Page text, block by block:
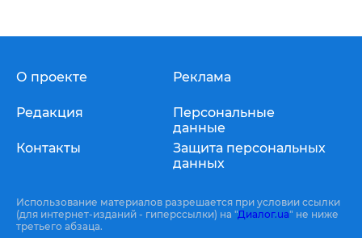
О проекте
Редакция
Контакты
Реклама
Персональные
данные
Защита персональных
данных
Использование материалов разрешается при условии ссылки
(для интернет-изданий - гиперссылки) на "Диалог.ua" не ниже
третьего абзаца.